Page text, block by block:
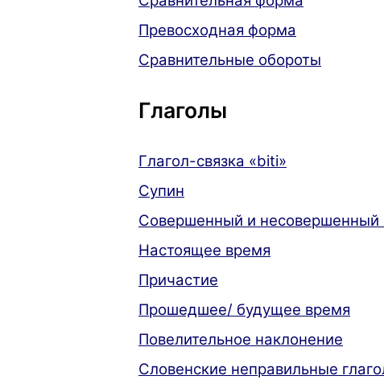
Превосходная форма
Сравнительные обороты
Глаголы
Глагол-связка «biti»
Супин
Совершенный и несовершенный
Настоящее время
Причастие
Прошедшее/ будущее время
Повелительное наклонение
Словенские неправильные